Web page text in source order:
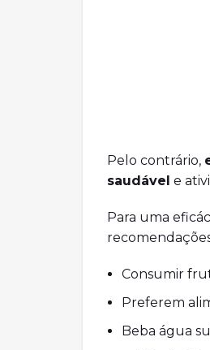
Pelo contrário,
saudável e
Para uma
Consumir
Preferem
Beba água